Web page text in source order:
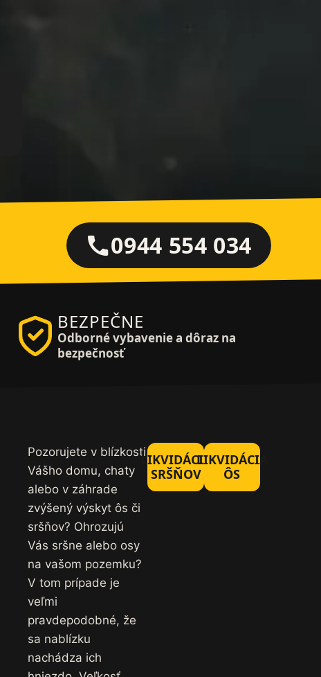
0944 554 034
BEZPEČNE
Odborné vybavenie a dôraz na
bezpečnosť
Pozorujete v blízkosti
Vášho domu, chaty
alebo v záhrade
zvýšený výskyt ôs či
sršňov? Ohrozujú
Vás sršne alebo osy
na vašom pozemku?
V tom prípade je
veľmi
pravdepodobné, že
sa nablízku
nachádza ich
LIKVIDÁCIA
SRŠŇOV
LIKVIDÁCIA
ÔS